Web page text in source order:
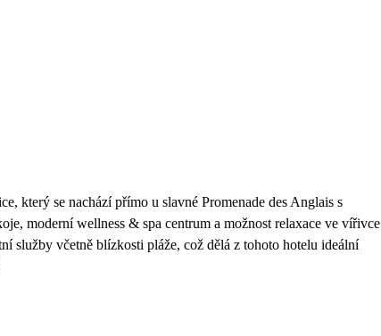
který se nachází přímo u slavné Promenade des Anglais s
moderní wellness & spa centrum a možnost relaxace ve vířivce
služby včetně blízkosti pláže, což dělá z tohoto hotelu ideální